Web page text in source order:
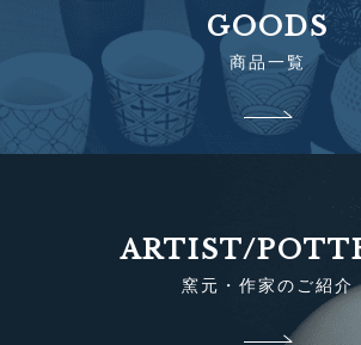
GOODS
商品一覧
ARTIST/
窯元・作家のご紹介